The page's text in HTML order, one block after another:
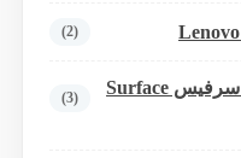
(2)
نوک قلم سرفیس Surface
(3)